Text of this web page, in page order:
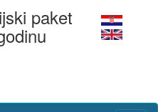
paket